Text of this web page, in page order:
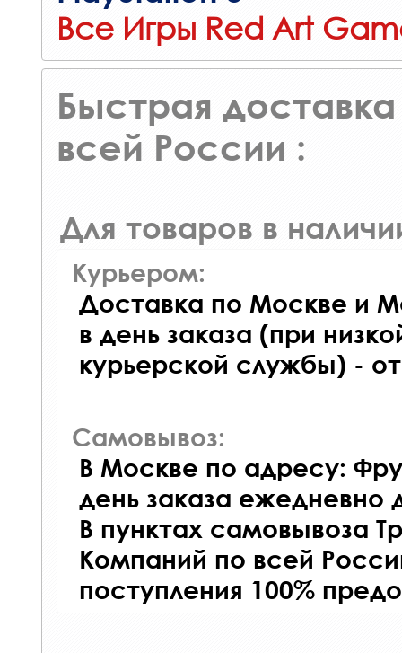
Все Игры Red Art
Быстрая доставка
всей России :
Для товаров в
Курьером:
Доставка по Москве и
в день заказа (при
курьерской службы) -
Самовывоз:
В Москве по адресу:
день заказа ежедневно
В пунктах самовывоза
Компаний по всей
поступления 100%